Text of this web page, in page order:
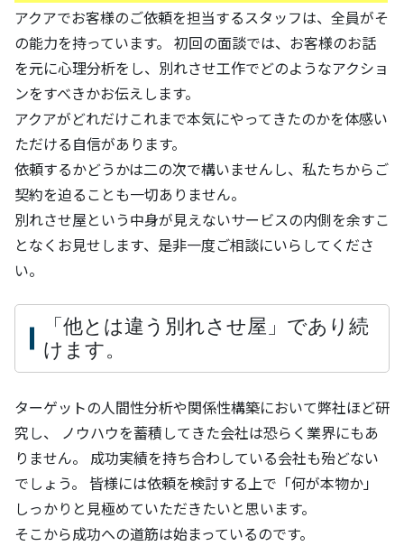
アクアでお客様のご依頼を担当するスタッフは、全員がそ
の能力を持っています。 初回の面談では、お客様のお話
を元に心理分析をし、別れさせ工作でどのようなアクショ
ンをすべきかお伝えします。
アクアがどれだけこれまで本気にやってきたのかを体感い
ただける自信があります。
依頼するかどうかは二の次で構いませんし、私たちからご
契約を迫ることも一切ありません。
別れさせ屋という中身が見えないサービスの内側を余すこ
となくお見せします、是非一度ご相談にいらしてくださ
い。
「他とは違う別れさせ屋」であり続
けます。
ターゲットの人間性分析や関係性構築において弊社ほど研
究し、 ノウハウを蓄積してきた会社は恐らく業界にもあ
りません。 成功実績を持ち合わしている会社も殆どない
でしょう。 皆様には依頼を検討する上で「何が本物か」
しっかりと見極めていただきたいと思います。
そこから成功への道筋は始まっているのです。